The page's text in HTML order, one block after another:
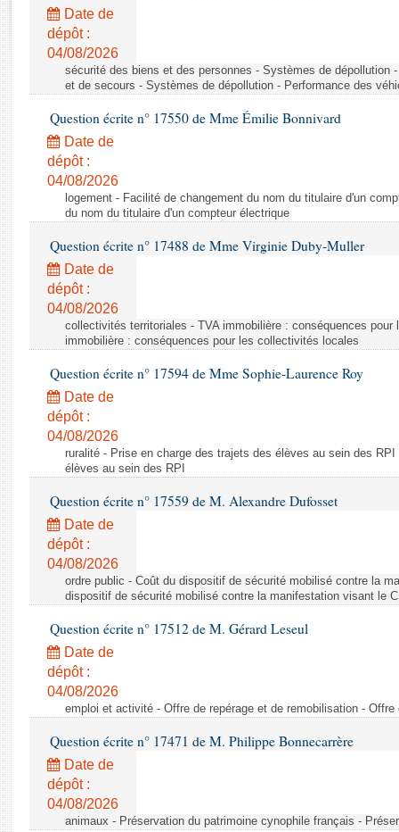
Rapports législatifs
Rapports sur l'application des lois
Baromètre de l’application des lois
Dossiers législatifs
Budget et sécurité sociale
Questions écrites et orales
Comptes rendus des débats
Date de
dépôt :
04/08/2026
sécurité des biens et des personnes - Systèmes de dépollution
et de secours - Systèmes de dépollution - Performance des
Question écrite n° 17550 de Mme Émilie Bonnivard
Date de
dépôt :
04/08/2026
logement - Facilité de changement du nom du titulaire d'un
du nom du titulaire d'un compteur électrique
Question écrite n° 17488 de Mme Virginie Duby-Muller
Date de
dépôt :
04/08/2026
collectivités territoriales - TVA immobilière : conséquences
immobilière : conséquences pour les collectivités locales
Question écrite n° 17594 de Mme Sophie-Laurence Roy
Date de
dépôt :
04/08/2026
ruralité - Prise en charge des trajets des élèves au sein des
élèves au sein des RPI
Question écrite n° 17559 de M. Alexandre Dufosset
Date de
dépôt :
04/08/2026
ordre public - Coût du dispositif de sécurité mobilisé contre la
dispositif de sécurité mobilisé contre la manifestation visant le
Question écrite n° 17512 de M. Gérard Leseul
Date de
dépôt :
04/08/2026
emploi et activité - Offre de repérage et de remobilisation -
Question écrite n° 17471 de M. Philippe Bonnecarrère
Date de
dépôt :
04/08/2026
animaux - Préservation du patrimoine cynophile français -